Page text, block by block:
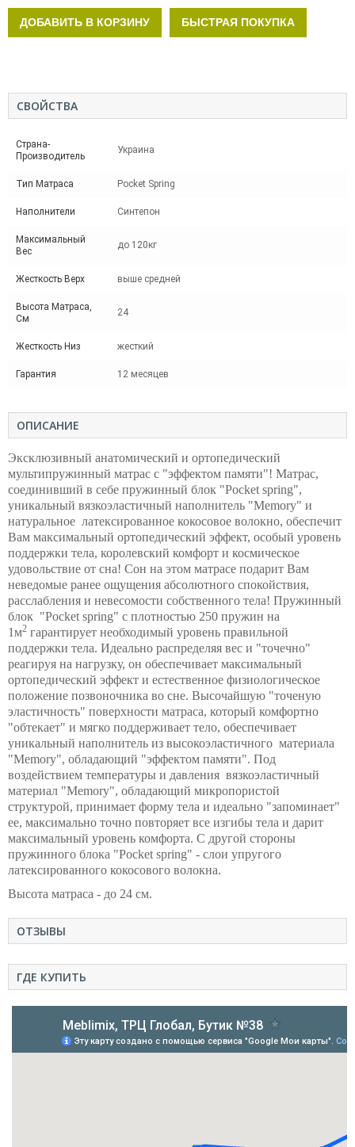
ДОБАВИТЬ В КОРЗИНУ БЫСТРАЯ ПОКУПКА
СВОЙСТВА
Страна-
Производитель
Украина
Тип Матраса Pocket Spring
Наполнители Синтепон
Максимальный
Вес
до 120кг
Жесткость Верх выше средней
Высота Матраса,
См
24
Жесткость Низ жесткий
Гарантия 12 месяцев
ОПИСАНИЕ
Эксклюзивный анатомический и ортопедический
мультипружинный матрас с "эффектом памяти"! Матрас,
соединивший в себе пружинный блок "Pocket spring",
уникальный вязкоэластичный наполнитель "Memory" и
натуральное латексированное кокосовое волокно, обеспечит
Вам максимальный ортопедический эффект, особый уровень
поддержки тела, королевский комфорт и космическое
удовольствие от сна! Сон на этом матрасе подарит Вам
неведомые ранее ощущения абсолютного спокойствия,
расслабления и невесомости собственного тела! Пружинный
блок "Pocket spring" с плотностью 250 пружин на
1м2 гарантирует необходимый уровень правильной
поддержки тела. Идеально распределяя вес и "точечно"
реагируя на нагрузку, он обеспечивает максимальный
ортопедический эффект и естественное физиологическое
положение позвоночника во сне. Высочайшую "точеную
эластичность" поверхности матраса, который комфортно
"обтекает" и мягко поддерживает тело, обеспечивает
уникальный наполнитель из высокоэластичного материала
"Memorу", обладающий "эффектом памяти". Под
воздействием температуры и давления вязкоэластичный
материал "Memory", обладающий микропористой
структурой, принимает форму тела и идеально "запоминает"
ее, максимально точно повторяет все изгибы тела и дарит
максимальный уровень комфорта. С другой стороны
пружинного блока "Pocket spring" - слои упругого
латексированного кокосового волокна.
Высота матраса - до 24 см.
ОТЗЫВЫ
ГДЕ КУПИТЬ